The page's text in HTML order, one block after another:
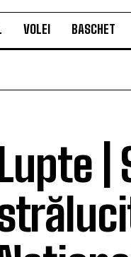
VOLEI BASCHET
|